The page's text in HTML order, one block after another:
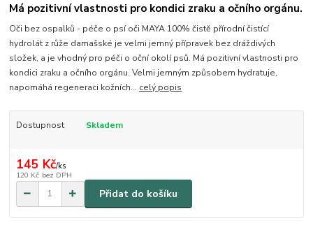
Má pozitivní vlastnosti pro kondici zraku a očního orgánu.
Oči bez ospalků - péče o psí oči MAYA 100% čistě přírodní čistící
hydrolát z růže damašské je velmi jemný přípravek bez dráždivých
složek, a je vhodný pro péči o oční okolí psů. Má pozitivní vlastnosti pro
kondici zraku a očního orgánu. Velmi jemným způsobem hydratuje,
napomáhá regeneraci kožních... celý popis
Dostupnost Skladem
145 Kč/ks
120 Kč bez DPH
Přidat do košíku